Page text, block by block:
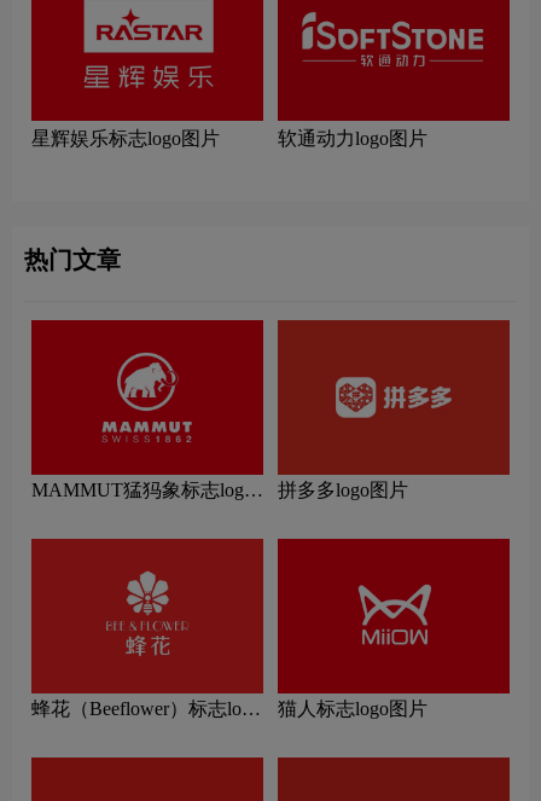
星辉娱乐标志logo图片 软通动力logo图片
热门文章
MAMMUT猛犸象标志logo
拼多多logo图片
蜂花（Beeflower）标志logo
猫人标志logo图片